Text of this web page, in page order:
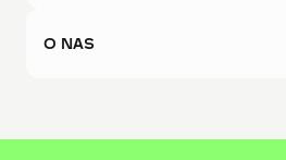
O NAS